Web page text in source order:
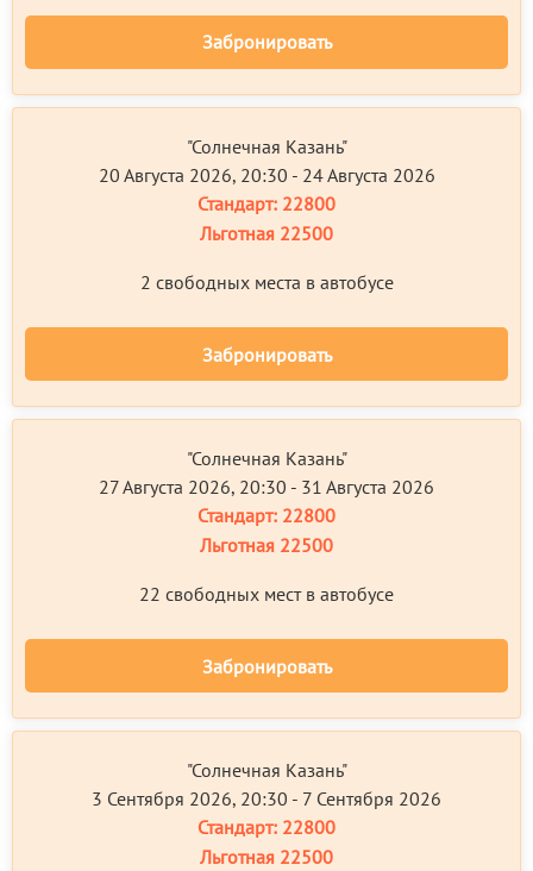
Забронировать
"Солнечная Казань"
20 Августа 2026, 20:30 - 24 Августа 2026
Стандарт: 22800
Льготная 22500
2 свободных местa в автобусе
Забронировать
"Солнечная Казань"
27 Августа 2026, 20:30 - 31 Августа 2026
Стандарт: 22800
Льготная 22500
22 свободных мест в автобусе
Забронировать
"Солнечная Казань"
3 Сентября 2026, 20:30 - 7 Сентября 2026
Стандарт: 22800
Льготная 22500